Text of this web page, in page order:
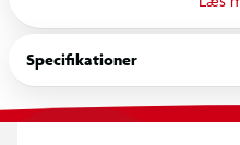
Squeezed t-shirt. Den hvide
smil hos både børn og voksne.
Specifikationer